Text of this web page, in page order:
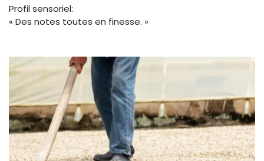
Profil sensoriel:
« Des notes toutes en finesse. »